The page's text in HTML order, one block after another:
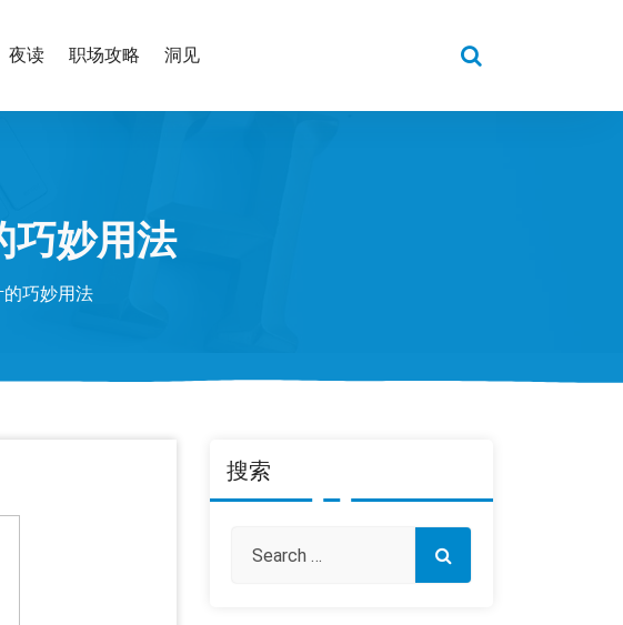
夜读 职场攻略 洞见
巧妙用法
巧妙用法
搜索